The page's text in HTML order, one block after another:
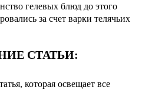
гелевых блюд до этого
за счет варки телячьих
СТАТЬИ:
которая освещает все